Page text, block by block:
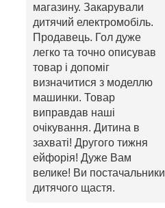
магазину. Закарували
дитячий електромобіль.
Продавець. Гол дуже
легко та точно описував
товар і допоміг
визначитися з моделлю
машинки. Товар
виправдав наші
очікування. Дитина в
захваті! Другого тижня
ейфорія! Дуже Вам
велике! Ви постачальники
дитячого щастя.